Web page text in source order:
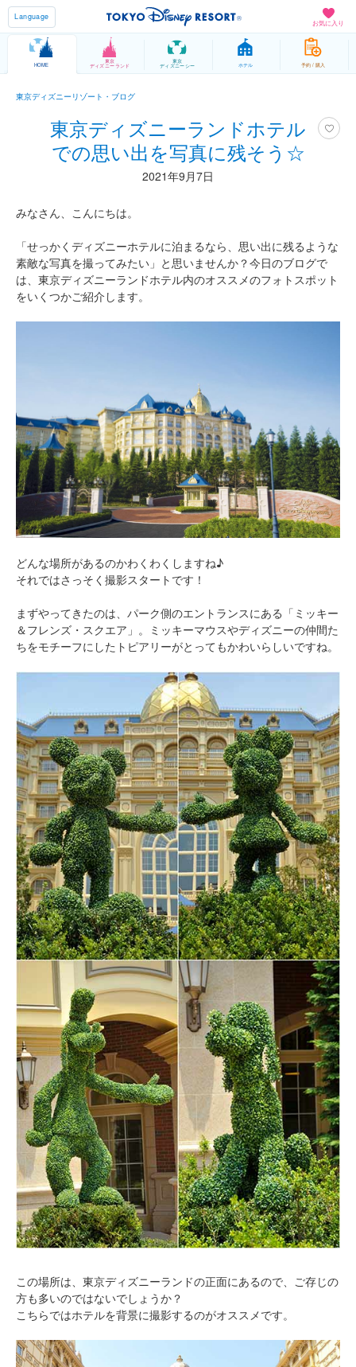
お気に入り
Language
HOME
東京
ディズニーランド
東京
ディズニーシー ホテル 予約 / 購入
東京ディズニーリゾート・ブログ
東京ディズニーランドホテル
での思い出を写真に残そう☆
2021年9月7日
みなさん、こんにちは。
「せっかくディズニーホテルに泊まるなら、思い出に残るような
素敵な写真を撮ってみたい」と思いませんか？今日のブログで
は、東京ディズニーランドホテル内のオススメのフォトスポット
をいくつかご紹介します。
どんな場所があるのかわくわくしますね♪
それではさっそく撮影スタートです！
まずやってきたのは、パーク側のエントランスにある「ミッキー
＆フレンズ・スクエア」。ミッキーマウスやディズニーの仲間た
ちをモチーフにしたトピアリーがとってもかわいらしいですね。
この場所は、東京ディズニーランドの正面にあるので、ご存じの
方も多いのではないでしょうか？
こちらではホテルを背景に撮影するのがオススメです。